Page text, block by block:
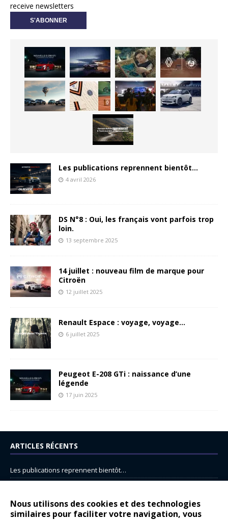
Nous utilisons des cookies et des technologies
similaires pour faciliter votre navigation, vous
receive newsletters
Les publications reprennent bientôt…
4 avril 2026
DS N°8 : Oui, les français vont parfois trop
loin.
13 septembre 2025
14 juillet : nouveau film de marque pour
Citroën
12 juillet 2025
Renault Espace : voyage, voyage…
6 juillet 2025
Peugeot E-208 GTi : naissance d’une
légende
17 juin 2025
ARTICLES RÉCENTS
Les publications reprennent bientôt…
14 juillet : nouveau film de marque pour Citroën
Renault Espace : voyage, voyage…